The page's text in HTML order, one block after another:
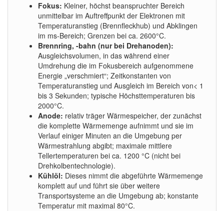
Fokus: Kleiner, höchst beanspruchter Bereich
unmittelbar im Auftreffpunkt der Elektronen mit
Temperaturanstieg (Brennfleckhub) und Abklingen
im ms-Bereich; Grenzen bei ca. 2600°C.
Brennring, -bahn (nur bei Drehanoden):
Ausgleichsvolumen, in das während einer
Umdrehung die im Fokusbereich aufgenommene
Energie „verschmiert“; Zeitkonstanten von
Temperaturanstieg und Ausgleich im Bereich von< 1
bis 3 Sekunden; typische Höchsttemperaturen bis
2000°C.
Anode: relativ träger Wärmespeicher, der zunächst
die komplette Wärmemenge aufnimmt und sie im
Verlauf einiger Minuten an die Umgebung per
Wärmestrahlung abgibt; maximale mittlere
Tellertemperaturen bei ca. 1200 °C (nicht bei
Drehkolbentechnologie).
Kühlöl: Dieses nimmt die abgeführte Wärmemenge
komplett auf und führt sie über weitere
Transportsysteme an die Umgebung ab; konstante
Temperatur mit maximal 80°C.